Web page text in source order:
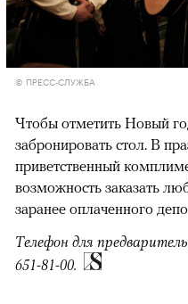
© ПРЕСС-СЛУЖБА
Чтобы отметить Новый
забронировать стол. В
приветственный
возможность заказать
заранее оплаченного
Телефон для
651-81-00.